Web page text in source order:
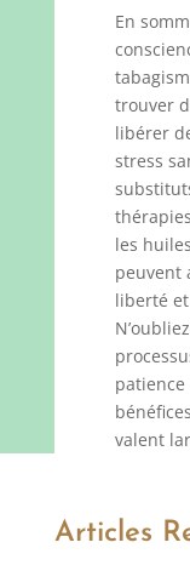
En
trouver
libérer
stress
les
peuvent
liberté
valent
Articles